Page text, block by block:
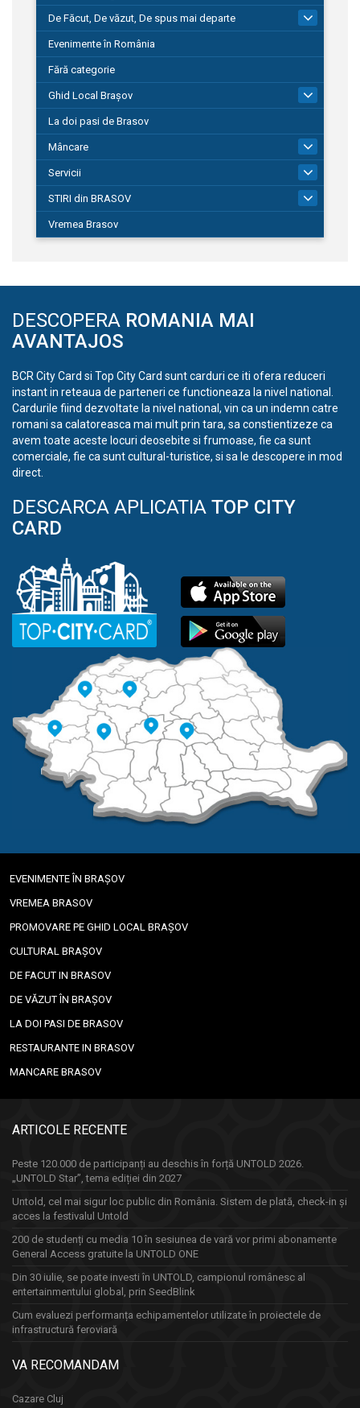
De Făcut, De văzut, De spus mai departe
149
Evenimente în România
Fără categorie
Ghid Local Brașov
La doi pasi de Brasov
Mâncare
Servicii
STIRI din BRASOV
Vremea Brasov
DESCOPERA ROMANIA MAI
AVANTAJOS
BCR City Card si Top City Card sunt carduri ce iti ofera reduceri
instant in reteaua de parteneri ce functioneaza la nivel national.
Cardurile fiind dezvoltate la nivel national, vin ca un indemn catre
romani sa calatoreasca mai mult prin tara, sa constientizeze ca
avem toate aceste locuri deosebite si frumoase, fie ca sunt
comerciale, fie ca sunt cultural-turistice, si sa le descopere in mod
direct.
DESCARCA APLICATIA TOP CITY
CARD
EVENIMENTE ÎN BRAȘOV
VREMEA BRASOV
PROMOVARE PE GHID LOCAL BRAȘOV
CULTURAL BRAȘOV
DE FACUT IN BRASOV
DE VĂZUT ÎN BRAȘOV
LA DOI PASI DE BRASOV
RESTAURANTE IN BRASOV
MANCARE BRASOV
ARTICOLE RECENTE
Peste 120.000 de participanți au deschis în forță UNTOLD 2026.
„UNTOLD Star”, tema ediției din 2027
Untold, cel mai sigur loc public din România. Sistem de plată, check-in și
acces la festivalul Untold
200 de studenți cu media 10 în sesiunea de vară vor primi abonamente
General Access gratuite la UNTOLD ONE
Din 30 iulie, se poate investi în UNTOLD, campionul românesc al
entertainmentului global, prin SeedBlink
Cum evaluezi performanța echipamentelor utilizate în proiectele de
infrastructură feroviară
VA RECOMANDAM
Cazare Cluj